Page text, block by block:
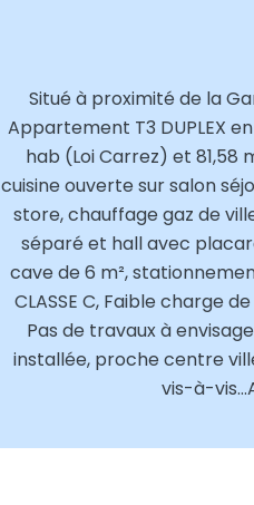
Situé à proximité de la
Appartement T3 DUPLEX
hab (Loi Carrez) et 81,58
cuisine ouverte sur salon
store, chauffage gaz de
séparé et hall avec
cave de 6 m²,
CLASSE C, Faible charge
Pas de travaux à
installée, proche centre
vis-à-